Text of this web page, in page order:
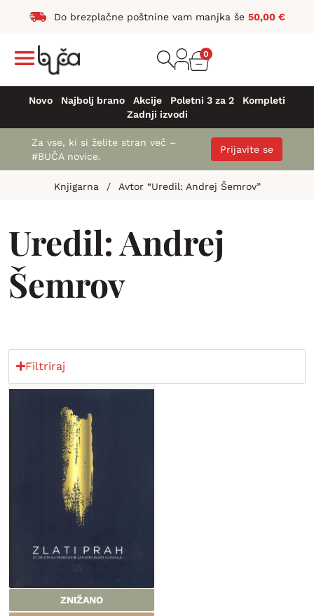
Do brezplačne poštnine vam manjka še 50,00 €
0
Novo Najbolj brano Akcije Poletni 3 za 2
Kompleti
Zadnji izvodi
Za vse, ki si želite stran več –
#BUČA novice.
Prijavite se
Knjigarna / Avtor “Uredil: Andrej Šemrov”
Uredil: Andrej
Šemrov
Filtriraj
ZNIŽANO